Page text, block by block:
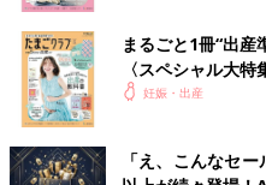
まるごと1冊“出産
〈スペシャル大
妊娠・出産
「え、こんなセ